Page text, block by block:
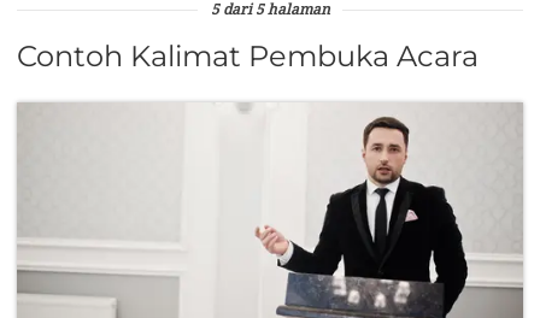
5 dari 5 halaman
Contoh Kalimat Pembuka Acara